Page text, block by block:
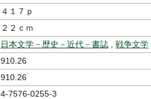
４１７ｐ
２２ｃｍ
日本文学－歴史－近代－書誌
戦争文学
910.26
910.26
4-7576-0255-3